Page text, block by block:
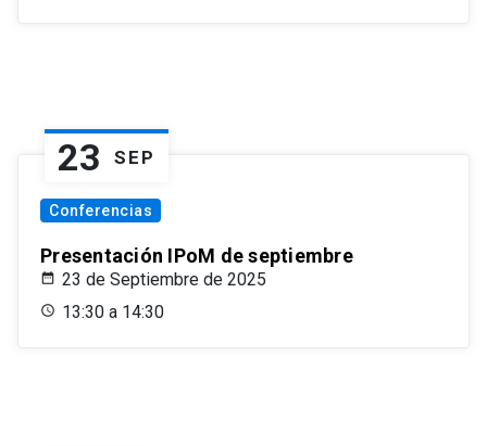
23 SEP
Conferencias
Presentación IPoM de septiembre
23 de Septiembre de 2025
13:30 a 14:30